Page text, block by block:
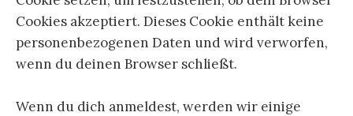
Cookies akzeptiert. Dieses Cookie enthält keine
personenbezogenen Daten und wird verworfen,
wenn du deinen Browser schließt.
Wenn du dich anmeldest, werden wir einige